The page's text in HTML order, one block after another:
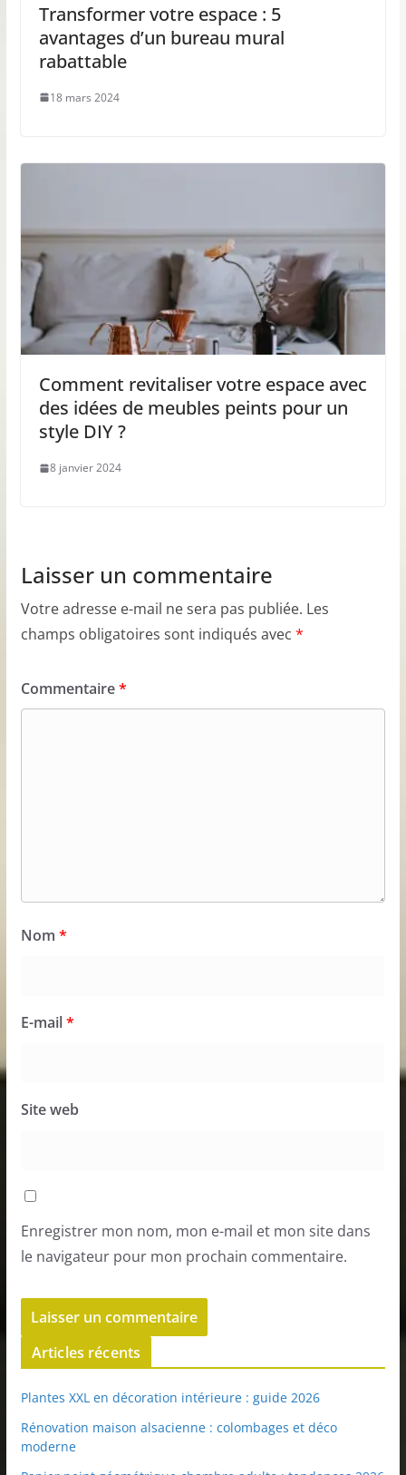
Transformer votre espace : 5
avantages d’un bureau mural
rabattable
18 mars 2024
Comment revitaliser votre espace avec
des idées de meubles peints pour un
style DIY ?
8 janvier 2024
Laisser un commentaire
Votre adresse e-mail ne sera pas publiée. Les
champs obligatoires sont indiqués avec *
Commentaire*
Nom *
E-mail*
Site web
Enregistrer mon nom, mon e-mail et mon site dans
le navigateur pour mon prochain commentaire.
Articles récents
Plantes XXL en décoration intérieure : guide 2026
Rénovation maison alsacienne : colombages et déco
moderne